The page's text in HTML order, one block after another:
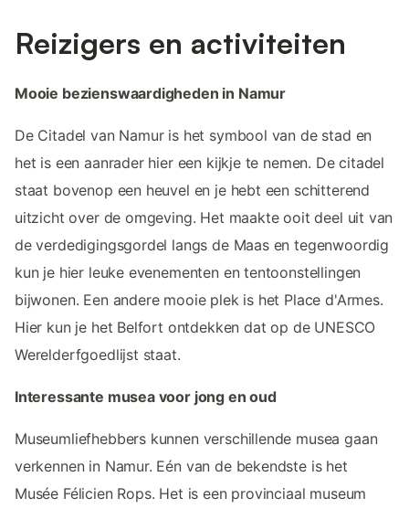
Reizigers en activiteiten
Mooie bezienswaardigheden in Namur
De Citadel van Namur is het symbool van de stad en
het is een aanrader hier een kijkje te nemen. De citadel
staat bovenop een heuvel en je hebt een schitterend
uitzicht over de omgeving. Het maakte ooit deel uit van
de verdedigingsgordel langs de Maas en tegenwoordig
kun je hier leuke evenementen en tentoonstellingen
bijwonen. Een andere mooie plek is het Place d'Armes.
Hier kun je het Belfort ontdekken dat op de UNESCO
Werelderfgoedlijst staat.
Interessante musea voor jong en oud
Museumliefhebbers kunnen verschillende musea gaan
verkennen in Namur. Eén van de bekendste is het
Musée Félicien Rops. Het is een provinciaal museum